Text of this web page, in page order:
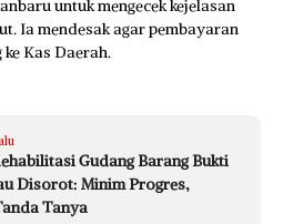
untuk mengecek kejelasan
Ia mendesak agar pembayaran
Kas Daerah.
Gudang Barang Bukti
Disorot: Minim Progres,
Tanya